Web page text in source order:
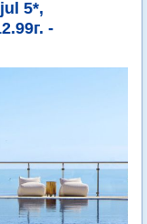
5*,
-